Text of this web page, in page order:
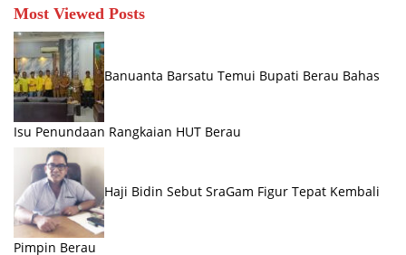
Most Viewed Posts
Banuanta Barsatu Temui Bupati Berau Bahas
Isu Penundaan Rangkaian HUT Berau
Haji Bidin Sebut SraGam Figur Tepat Kembali
Pimpin Berau